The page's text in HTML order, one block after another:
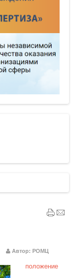
Автор: РОМЦ
положение